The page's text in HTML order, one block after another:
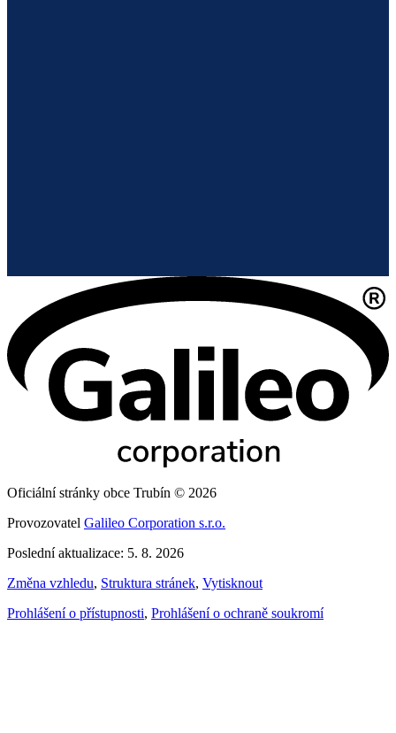
Oficiální stránky obce Trubín © 2026
Provozovatel Galileo Corporation s.r.o.
Poslední aktualizace: 5. 8. 2026
Změna vzhledu, Struktura stránek, Vytisknout
Prohlášení o přístupnosti, Prohlášení o ochraně soukromí